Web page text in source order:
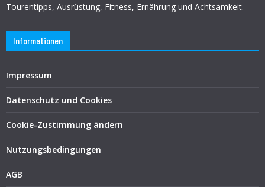
Tourentipps, Ausrüstung, Fitness, Ernährung und Achtsamkeit.
Informationen
Impressum
Datenschutz und Cookies
Cookie-Zustimmung ändern
Nutzungsbedingungen
AGB